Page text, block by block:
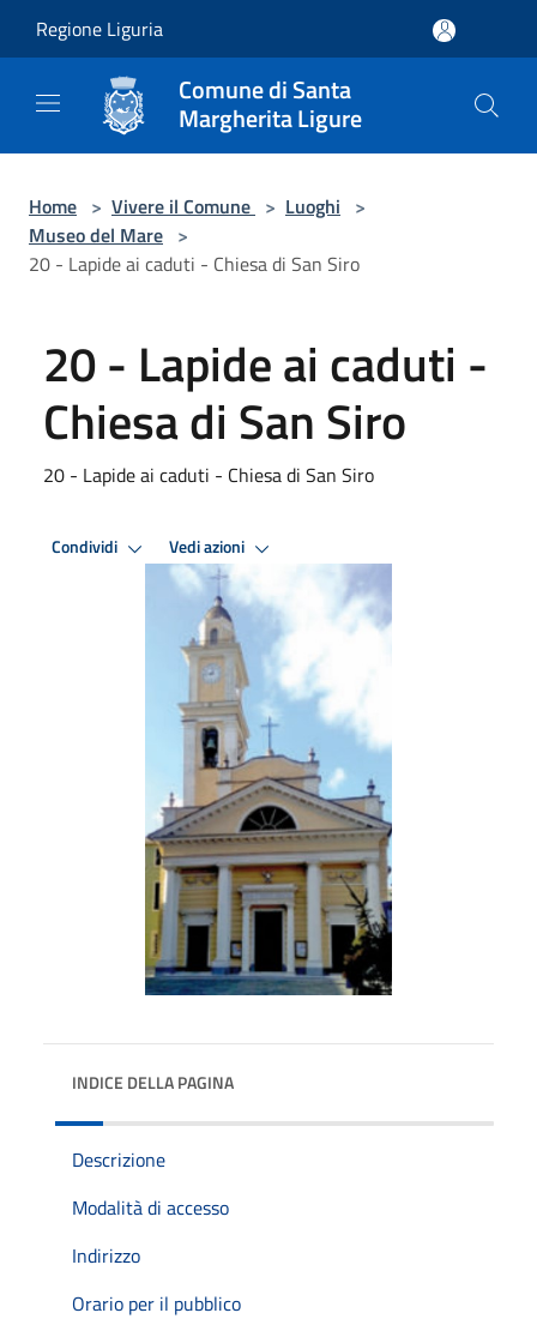
Regione Liguria
Comune di Santa
Margherita Ligure
Home > Vivere il Comune > Luoghi >
Museo del Mare >
20 - Lapide ai caduti - Chiesa di San Siro
20 - Lapide ai caduti -
Chiesa di San Siro
20 - Lapide ai caduti - Chiesa di San Siro
Condividi Vedi azioni
INDICE DELLA PAGINA
Descrizione
Modalità di accesso
Indirizzo
Orario per il pubblico